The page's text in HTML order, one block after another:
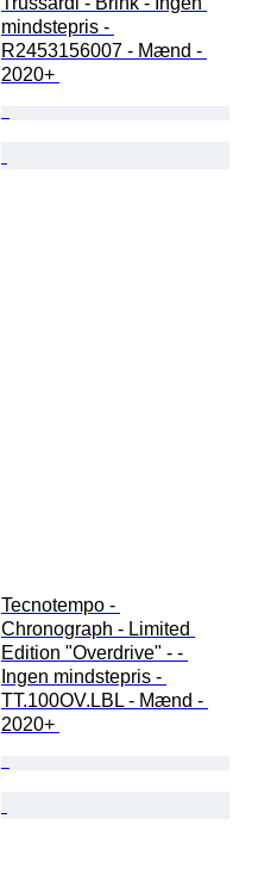
mindstepris -
R2453156007 - Mænd -
2020+
Tecnotempo -
Chronograph - Limited
Edition "Overdrive" - -
Ingen mindstepris -
TT.100OV.LBL - Mænd -
2020+